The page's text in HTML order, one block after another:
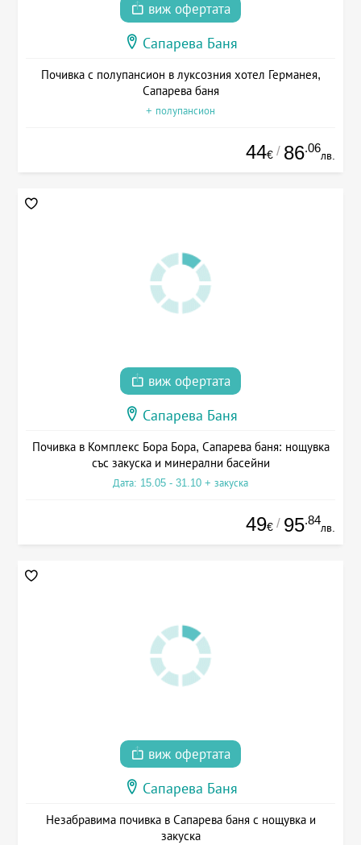
виж офертата
Сапарева Баня
Почивка с полупансион в луксозния хотел Германея,
Сапарева баня
+ полупансион
44€ / 86.06
лв.
виж офертата
Сапарева Баня
Почивка в Комплекс Бора Бора, Сапарева баня: нощувка
със закуска и минерални басейни
Дата: 15.05 - 31.10 + закуска
49€ / 95.84
лв.
виж офертата
Сапарева Баня
Незабравима почивка в Сапарева баня с нощувка и
закуска